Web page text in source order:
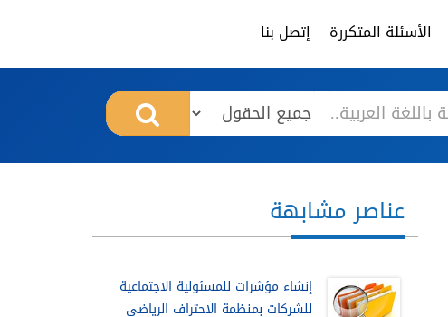
الأسئلة المتكررة إتصل بنا
عناصر مشابهة
إنشاء مؤشرات للمسئولية الاجتماعية
للشركات بمنظمة الاحتراف الرياضي